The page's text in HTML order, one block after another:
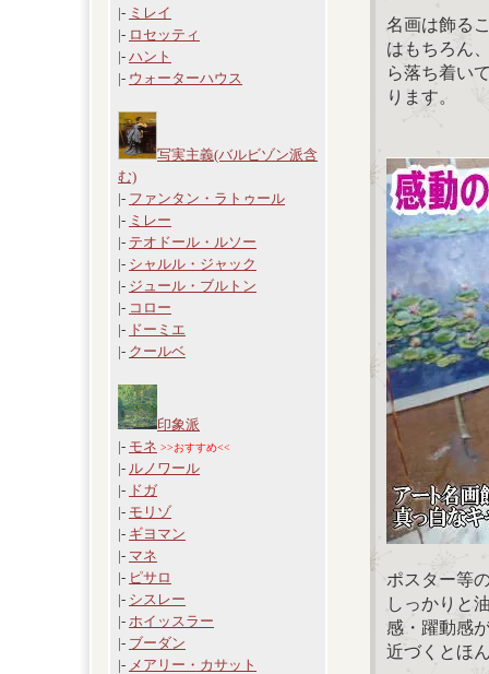
|- ミレイ
|- ロセッティ
|- ハント
|- ウォーターハウス
写実主義(バルビゾン派含
む)
|- ファンタン・ラトゥール
|- ミレー
|- テオドール・ルソー
|- シャルル・ジャック
|- ジュール・ブルトン
|- コロー
|- ドーミエ
|- クールベ
印象派
|- モネ >>おすすめ<<
|- ルノワール
|- ドガ
|- モリゾ
|- ギヨマン
|- マネ
|- ピサロ
|- シスレー
|- ホイッスラー
|- ブーダン
|- メアリー・カサット
名画は飾る
はもちろん
ら落ち着い
ります。
ポスター等
しっかりと
感・躍動感
近づくとほ